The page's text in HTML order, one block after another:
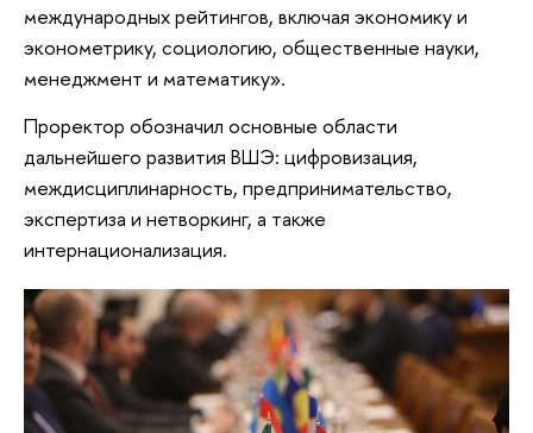
международных рейтингов, включая экономику и
эконометрику, социологию, общественные науки,
менеджмент и математику».
Проректор обозначил основные области
дальнейшего развития ВШЭ: цифровизация,
междисциплинарность, предпринимательство,
экспертиза и нетворкинг, а также
интернационализация.